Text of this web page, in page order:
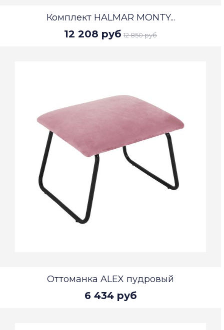
Комплект HALMAR MONTY...
12 208 руб 12 850 руб
Оттоманка ALEX пудровый
6 434 руб